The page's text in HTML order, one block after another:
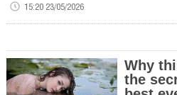
15:20 23/05/2026